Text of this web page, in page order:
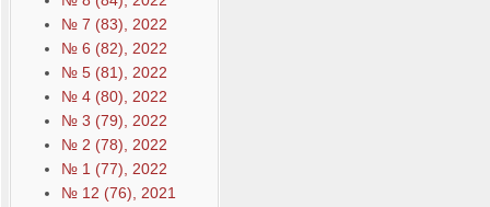
№ 7 (83), 2022
№ 6 (82), 2022
№ 5 (81), 2022
№ 4 (80), 2022
№ 3 (79), 2022
№ 2 (78), 2022
№ 1 (77), 2022
№ 12 (76), 2021